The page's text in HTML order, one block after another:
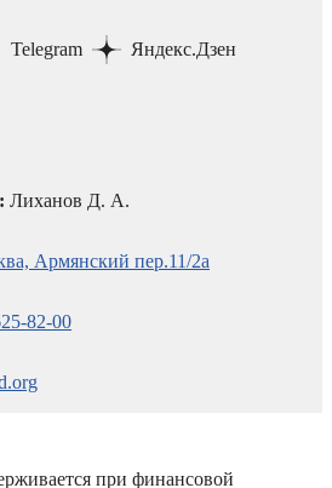
Telegram
Яндекс.Дзен
Лиханов Д. А.
Армянский пер.11/2а
82-00
при финансовой